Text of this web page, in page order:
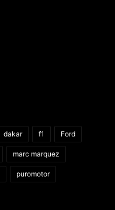
dakar f1 Ford
marc marquez
puromotor